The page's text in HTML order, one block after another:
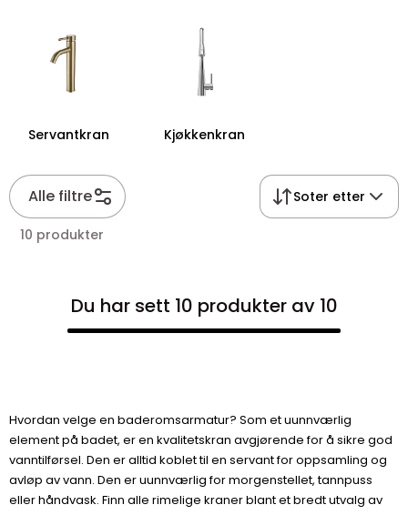
Servantkran Kjøkkenkran
Alle filtre Soter etter
10 produkter
Du har sett 10 produkter av 10
Hvordan velge en baderomsarmatur? Som et uunnværlig
element på badet, er en kvalitetskran avgjørende for å sikre god
vanntilførsel. Den er alltid koblet til en servant for oppsamling og
avløp av vann. Den er uunnværlig for morgenstellet, tannpuss
eller håndvask. Finn alle rimelige kraner blant et bredt utvalg av